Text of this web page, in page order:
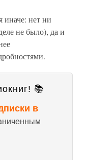
иначе: нет ни
не было), да и
📚
в